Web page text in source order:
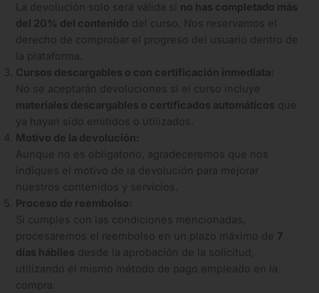
La devolución solo será válida si no has completado más
del 20% del contenido del curso. Nos reservamos el
derecho de comprobar el progreso del usuario dentro de
la plataforma.
Cursos descargables o con certificación inmediata:
No se aceptarán devoluciones si el curso incluye
materiales descargables o certificados automáticos que
ya hayan sido emitidos o utilizados.
Motivo de la devolución:
Aunque no es obligatorio, agradeceremos que nos
indiques el motivo de la devolución para mejorar
nuestros contenidos y servicios.
Proceso de reembolso:
Si cumples con las condiciones mencionadas,
procesaremos el reembolso en un plazo máximo de 7
días hábiles desde la aprobación de la solicitud,
utilizando el mismo método de pago empleado en la
compra.